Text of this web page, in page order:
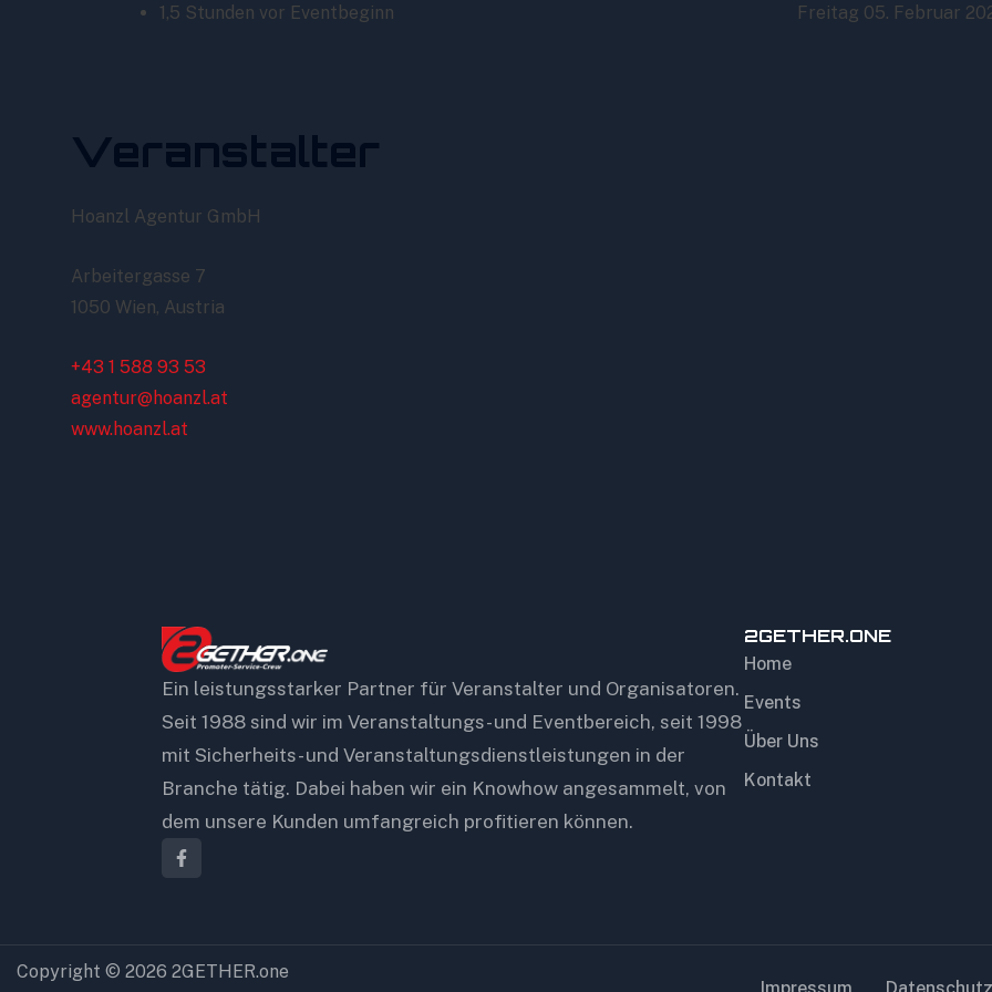
1,5 Stunden vor Eventbeginn Freitag 05. Februar
Veranstalter
Hoanzl Agentur GmbH
Arbeitergasse 7
1050 Wien, Austria
+43 1 588 93 53
agentur@hoanzl.at
www.hoanzl.at
Ein leistungsstarker Partner für Veranstalter und Organisatoren.
Seit 1988 sind wir im Veranstaltungs- und Eventbereich, seit 1998
mit Sicherheits- und Veranstaltungsdienstleistungen in der
Branche tätig. Dabei haben wir ein Knowhow angesammelt, von
dem unsere Kunden umfangreich profitieren können.
2GETHER.ONE
Home
Events
Über Uns
Kontakt
Copyright © 2026 2GETHER.one
Impressum